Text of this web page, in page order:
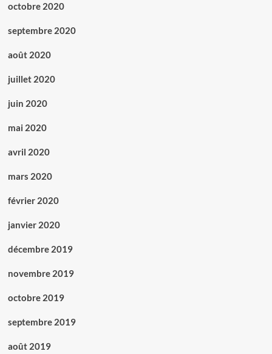
octobre 2020
septembre 2020
août 2020
juillet 2020
juin 2020
mai 2020
avril 2020
mars 2020
février 2020
janvier 2020
décembre 2019
novembre 2019
octobre 2019
septembre 2019
août 2019